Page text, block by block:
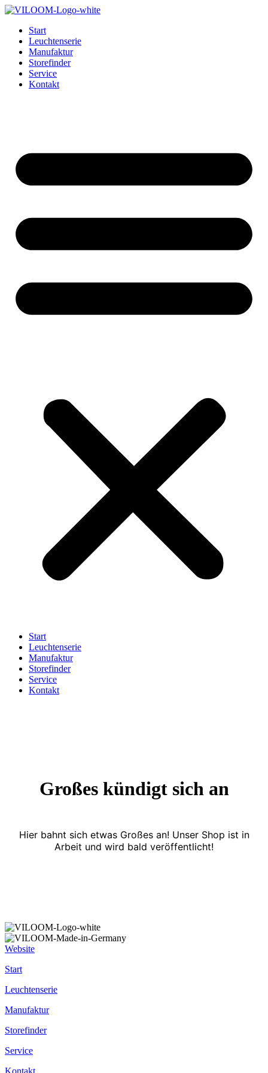
Zum
wechseln
Start
Leuchtenserie
Manufaktur
Storefinder
Service
Kontakt
Start
Leuchtenserie
Manufaktur
Storefinder
Service
Kontakt
Großes kündigt sich an
Hier bahnt sich etwas Großes an! Unser Shop ist in
Arbeit und wird bald veröffentlicht!
Website
Start
Leuchtenserie
Manufaktur
Storefinder
Service
Kontakt